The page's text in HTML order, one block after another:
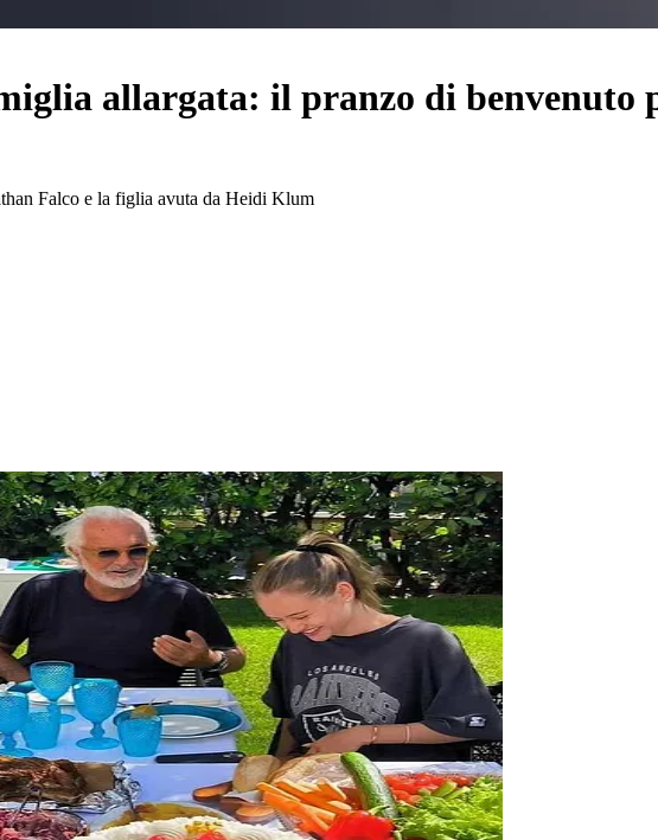
allargata: il pranzo di benvenuto
Falco e la figlia avuta da Heidi Klum